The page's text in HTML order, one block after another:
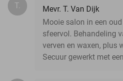
T.
Mevr. T. Van Dijk
Mooie salon in een
sfeervol. Behandeling
verven en waxen, plus
Secuur gewerkt met